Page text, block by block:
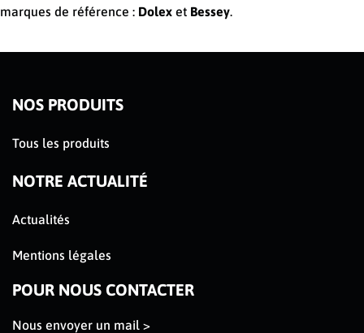
marques de référence : Dolex et Bessey.
NOS PRODUITS
Tous les produits
NOTRE ACTUALITÉ
Actualités
Mentions légales
POUR NOUS CONTACTER
Nous envoyer un mail >